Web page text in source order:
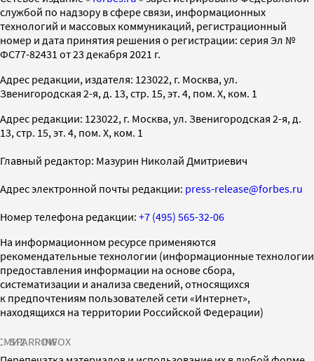
службой по надзору в сфере связи, информационных
технологий и массовых коммуникаций, регистрационный
номер и дата принятия решения о регистрации: серия Эл №
ФС77-82431 от 23 декабря 2021 г.
Адрес редакции, издателя: 123022, г. Москва, ул.
Звенигородская 2-я, д. 13, стр. 15, эт. 4, пом. X, ком. 1
Адрес редакции: 123022, г. Москва, ул. Звенигородская 2-я, д.
13, стр. 15, эт. 4, пом. X, ком. 1
Главный редактор: Мазурин Николай Дмитриевич
Адрес электронной почты редакции: press-release@forbes.ru
Номер телефона редакции: +7 (495) 565-32-06
На информационном ресурсе применяются
рекомендательные технологии (информационные технологии
предоставления информации на основе сбора,
систематизации и анализа сведений, относящихся
к предпочтениям пользователей сети «Интернет»,
находящихся на территории Российской Федерации)
SPARROWINFOX